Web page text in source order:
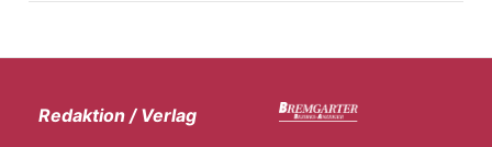
Redaktion / Verlag